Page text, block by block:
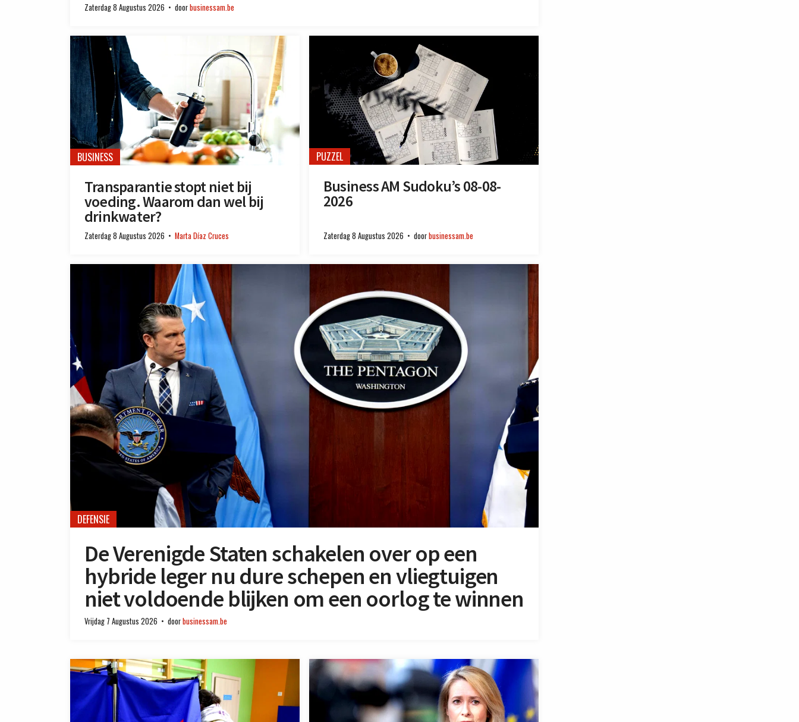
Zaterdag 8 Augustus 2026 doorbusinessam.be
BUSINESS
Transparantie stopt niet bij
voeding. Waarom dan wel bij
drinkwater?
Zaterdag 8 Augustus 2026 Marta Díaz Cruces
PUZZEL
Business AM Sudoku’s 08-08-
2026
Zaterdag 8 Augustus 2026 doorbusinessam.be
DEFENSIE
De Verenigde Staten schakelen over op een
hybride leger nu dure schepen en vliegtuigen
niet voldoende blijken om een oorlog te winnen
Vrijdag 7 Augustus 2026 doorbusinessam.be